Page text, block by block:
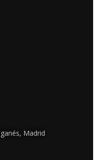
Madrid